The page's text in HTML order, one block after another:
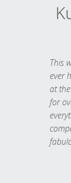
This
ever
at
for